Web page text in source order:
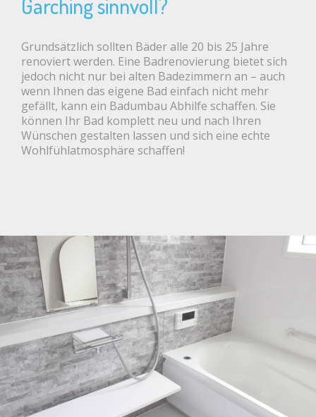
Garching sinnvoll?
Grundsätzlich sollten Bäder alle 20 bis 25 Jahre
renoviert werden. Eine Badrenovierung bietet sich
jedoch nicht nur bei alten Badezimmern an – auch
wenn Ihnen das eigene Bad einfach nicht mehr
gefällt, kann ein Badumbau Abhilfe schaffen. Sie
können Ihr Bad komplett neu und nach Ihren
Wünschen gestalten lassen und sich eine echte
Wohlfühlatmosphäre schaffen!